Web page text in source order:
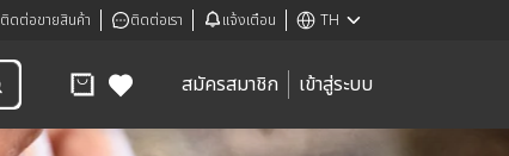
ติดต่อขายสินค้า ติดต่อเรา แจ้งเตือน TH
สมัครสมาชิก เข้าสู่ระบบ